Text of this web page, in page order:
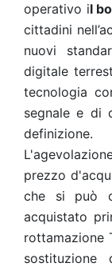
operativo il
cittadini
nuovi
digitale
tecnologia
segnale e di
definizione.
prezzo
che si può
acquistato
rottamazione